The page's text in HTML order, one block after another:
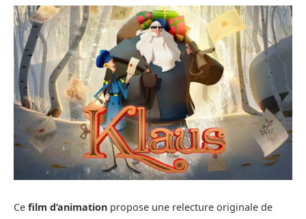
Ce film d’animation propose une relecture originale de